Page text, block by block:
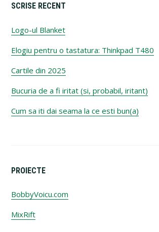
SCRISE RECENT
Logo-ul Blanket
Elogiu pentru o tastatura: Thinkpad T480
Cartile din 2025
Bucuria de a fi iritat (si, probabil, iritant)
Cum sa iti dai seama la ce esti bun(a)
PROIECTE
BobbyVoicu.com
MixRift